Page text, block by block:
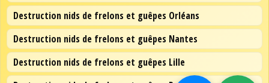
Destruction nids de frelons et guêpes Orléans
Destruction nids de frelons et guêpes Nantes
Destruction nids de frelons et guêpes Lille